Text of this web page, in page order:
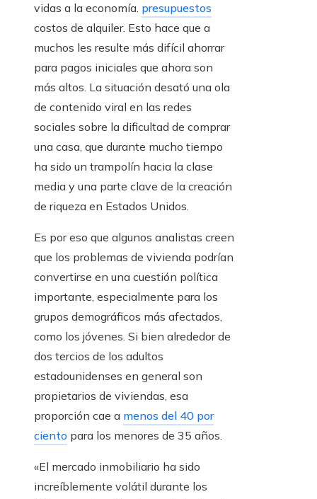
vidas a la economía. presupuestos
costos de alquiler. Esto hace que a
muchos les resulte más difícil ahorrar
para pagos iniciales que ahora son
más altos. La situación desató una ola
de contenido viral en las redes
sociales sobre la dificultad de comprar
una casa, que durante mucho tiempo
ha sido un trampolín hacia la clase
media y una parte clave de la creación
de riqueza en Estados Unidos.
Es por eso que algunos analistas creen
que los problemas de vivienda podrían
convertirse en una cuestión política
importante, especialmente para los
grupos demográficos más afectados,
como los jóvenes. Si bien alrededor de
dos tercios de los adultos
estadounidenses en general son
propietarios de viviendas, esa
proporción cae a menos del 40 por
ciento para los menores de 35 años.
«El mercado inmobiliario ha sido
increíblemente volátil durante los